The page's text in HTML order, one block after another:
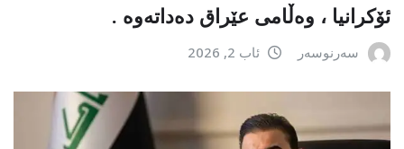
ئۆکرانیا ، وەڵامی عێراق دەداتەوە .
سەرنوسەر ئاب 2, 2026